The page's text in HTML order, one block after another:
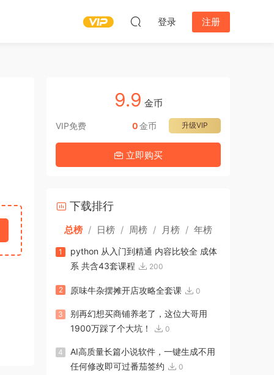
登录 注册
9.9 金币
VIP免费 升级VIP
0金币
立即购买
下载排行
总榜 / 日榜 / 周榜 / 月榜 / 年榜
1
python 从入门到精通 内容比较全 成体
系 共含43套课程
200
2 原味牛杂摆摊开店攻略全套课 0
3
别再幻想买商铺养老了，这位大哥用
1900万踩了个大坑！
0
4
AI高质量长篇小说软件，一键生成不用
任何修改即可过番茄签约
0